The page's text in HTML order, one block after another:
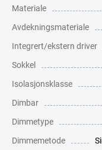
Materiale
Avdekningsmateriale
Integrert/ekstern driver
Sokkel
Isolasjonsklasse
Dimbar
Dimmetype
Dimmemetode